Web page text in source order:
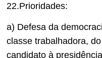
22.Prioridades:
a) Defesa da
classe trabalhadora,
candidato à